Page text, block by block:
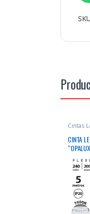
Cintas
CINTA